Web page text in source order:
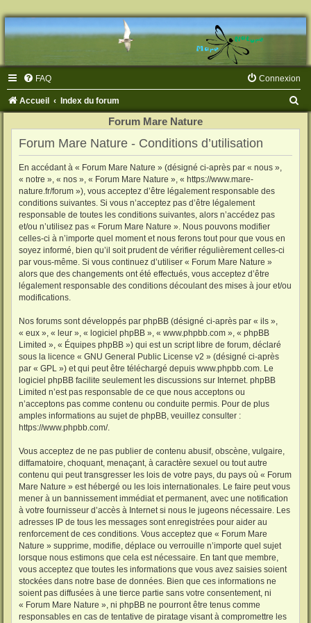
FAQ Connexion
Accueil Index du forum
Forum Mare Nature
Forum Mare Nature - Conditions d’utilisation
En accédant à « Forum Mare Nature » (désigné ci-après par « nous »,
« notre », « nos », « Forum Mare Nature », « https://www.mare-
nature.fr/forum »), vous acceptez d’être légalement responsable des
conditions suivantes. Si vous n’acceptez pas d’être légalement
responsable de toutes les conditions suivantes, alors n’accédez pas
et/ou n’utilisez pas « Forum Mare Nature ». Nous pouvons modifier
celles-ci à n’importe quel moment et nous ferons tout pour que vous en
soyez informé, bien qu’il soit prudent de vérifier régulièrement celles-ci
par vous-même. Si vous continuez d’utiliser « Forum Mare Nature »
alors que des changements ont été effectués, vous acceptez d’être
légalement responsable des conditions découlant des mises à jour et/ou
modifications.
Nos forums sont développés par phpBB (désigné ci-après par « ils »,
« eux », « leur », « logiciel phpBB », « www.phpbb.com », « phpBB
Limited », « Équipes phpBB ») qui est un script libre de forum, déclaré
sous la licence « GNU General Public License v2 » (désigné ci-après
par « GPL ») et qui peut être téléchargé depuis www.phpbb.com. Le
logiciel phpBB facilite seulement les discussions sur Internet. phpBB
Limited n’est pas responsable de ce que nous acceptons ou
n’acceptons pas comme contenu ou conduite permis. Pour de plus
amples informations au sujet de phpBB, veuillez consulter :
https://www.phpbb.com/.
Vous acceptez de ne pas publier de contenu abusif, obscène, vulgaire,
diffamatoire, choquant, menaçant, à caractère sexuel ou tout autre
contenu qui peut transgresser les lois de votre pays, du pays où « Forum
Mare Nature » est hébergé ou les lois internationales. Le faire peut vous
mener à un bannissement immédiat et permanent, avec une notification
à votre fournisseur d’accès à Internet si nous le jugeons nécessaire. Les
adresses IP de tous les messages sont enregistrées pour aider au
renforcement de ces conditions. Vous acceptez que « Forum Mare
Nature » supprime, modifie, déplace ou verrouille n’importe quel sujet
lorsque nous estimons que cela est nécessaire. En tant que membre,
vous acceptez que toutes les informations que vous avez saisies soient
stockées dans notre base de données. Bien que ces informations ne
soient pas diffusées à une tierce partie sans votre consentement, ni
« Forum Mare Nature », ni phpBB ne pourront être tenus comme
responsables en cas de tentative de piratage visant à compromettre les